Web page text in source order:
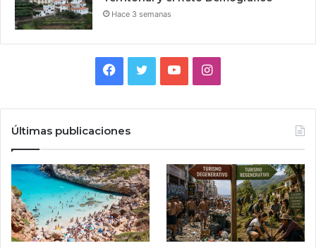
Hace 3 semanas
Facebook
TwitterYouTubeInstagram
Últimas publicaciones